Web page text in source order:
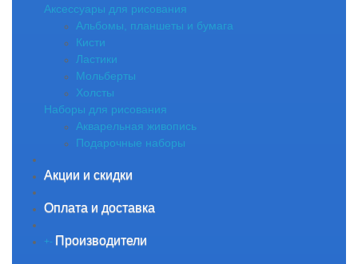
Аксессуары для рисования
Альбомы, планшеты и бумага
Кисти
Ластики
Мольберты
Холсты
Наборы для рисования
Акварельная живопись
Подарочные наборы
Акции и скидки
Оплата и доставка
+- Производители